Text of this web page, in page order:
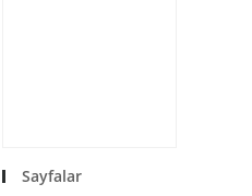
Sayfalar